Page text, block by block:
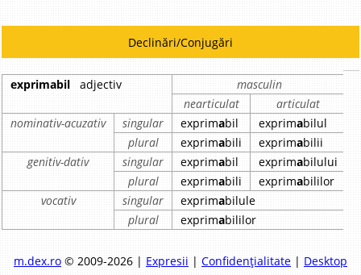
Declinări/Conjugări
exprimabil adjectiv
masculin
nearticulat
articulat
nominativ-acuzativ
singular exprimabil exprimabilul
plural
exprimabili exprimabilii
genitiv-dativ
singular exprimabil exprimabilului
plural
exprimabili exprimabililor
vocativ
singular exprimabilule
plural
exprimabililor
m.dex.ro© 2009-2026 | Expresii | Confidențialitate| Desktop